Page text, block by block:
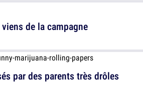
par des parents très drôles
de la campagne